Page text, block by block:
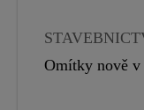
Omítky nově v